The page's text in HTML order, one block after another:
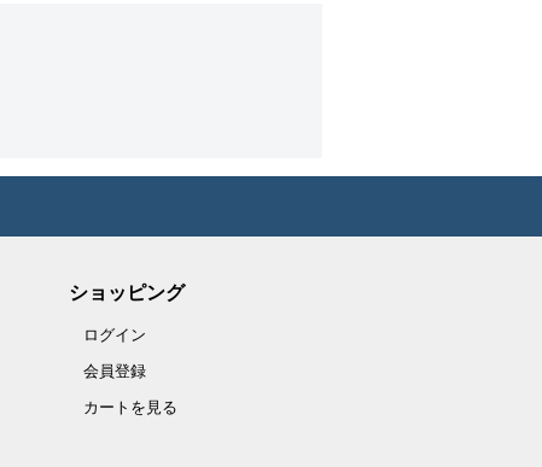
ショッピング
ログイン
会員登録
カートを見る